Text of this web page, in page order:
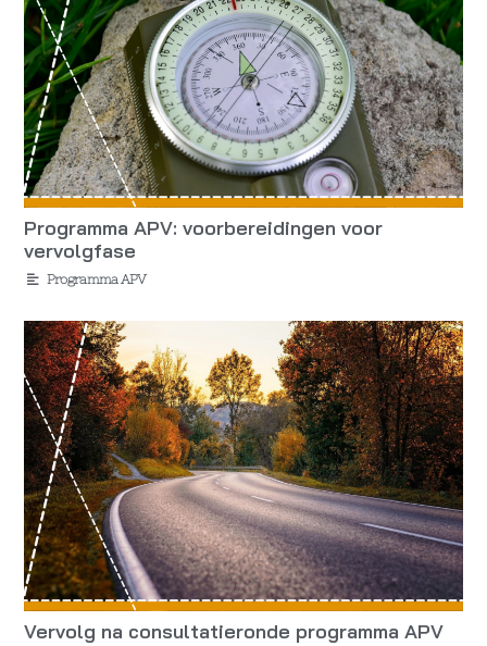
Programma APV: voorbereidingen voor
vervolgfase
Programma APV
Vervolg na consultatieronde programma APV